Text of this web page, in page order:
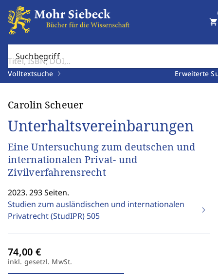
Suchbegriff
Volltextsuche Erweiterte
shopping_cart
Carolin Scheuer
Unterhaltsvereinbarungen
Eine Untersuchung zum deutschen und
internationalen Privat- und
Zivilverfahrensrecht
2023. 293 Seiten.
Studien zum ausländischen und internationalen
Privatrecht (StudIPR) 505
inkl. gesetzl. MwSt.